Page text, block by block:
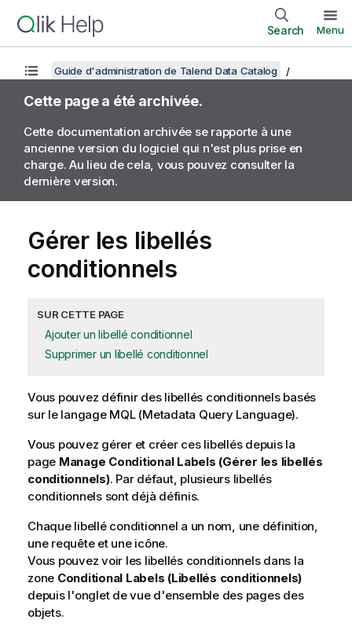
Search Menu
Guide d'administration de Talend Data Catalog
Cette page a été archivée.
Cette documentation archivée se rapporte à une
ancienne version du logiciel qui n'est plus prise en
charge. Au lieu de cela, vous pouvez consulter la
dernière version.
Gérer les libellés
conditionnels
SUR CETTE PAGE
Ajouter un libellé conditionnel
Supprimer un libellé conditionnel
Vous pouvez définir des libellés conditionnels basés
sur le langage MQL (Metadata Query Language).
Vous pouvez gérer et créer ces libellés depuis la
page Manage Conditional Labels (Gérer les libellés
conditionnels). Par défaut, plusieurs libellés
conditionnels sont déjà définis.
Chaque libellé conditionnel a un nom, une définition,
une requête et une icône.
Vous pouvez voir les libellés conditionnels dans la
zone Conditional Labels (Libellés conditionnels)
depuis l'onglet de vue d'ensemble des pages des
objets.